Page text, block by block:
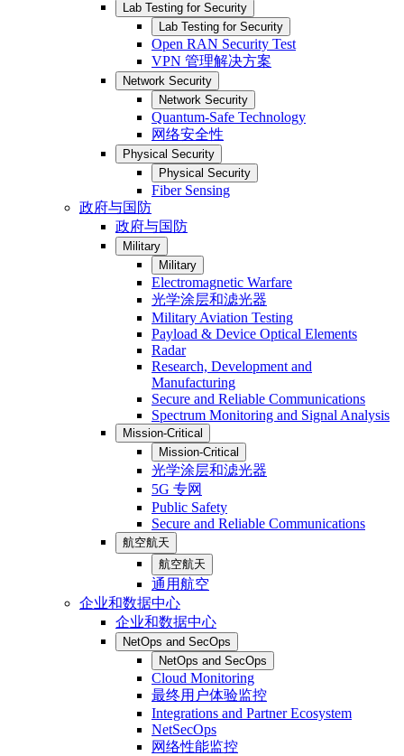
Lab Testing for Security
Lab Testing for Security
Open RAN Security Test
VPN 管理解决方案
Network Security
Network Security
Quantum-Safe Technology
网络安全性
Physical Security
Physical Security
Fiber Sensing
政府与国防
政府与国防
Military
Military
Electromagnetic Warfare
光学涂层和滤光器
Military Aviation Testing
Payload & Device Optical Elements
Radar
Research, Development and
Manufacturing
Secure and Reliable Communications
Spectrum Monitoring and Signal Analysis
Mission-Critical
Mission-Critical
光学涂层和滤光器
5G 专网
Public Safety
Secure and Reliable Communications
航空航天
航空航天
通用航空
企业和数据中心
企业和数据中心
NetOps and SecOps
NetOps and SecOps
Cloud Monitoring
最终用户体验监控
Integrations and Partner Ecosystem
NetSecOps
网络性能监控